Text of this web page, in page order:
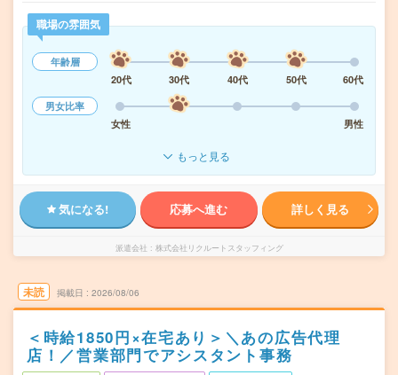
職場の雰囲気
年齢層
20代
30代 40代 50代
60代
男女比率
女性
男性
もっと見る
気になる! 応募へ進む 詳しく見る
派遣会社 株式会社リクルートスタッフィング
未読 掲載日 2026/08/06
＜時給1850円×在宅あり＞＼あの広告代理
店！／営業部門でアシスタント事務